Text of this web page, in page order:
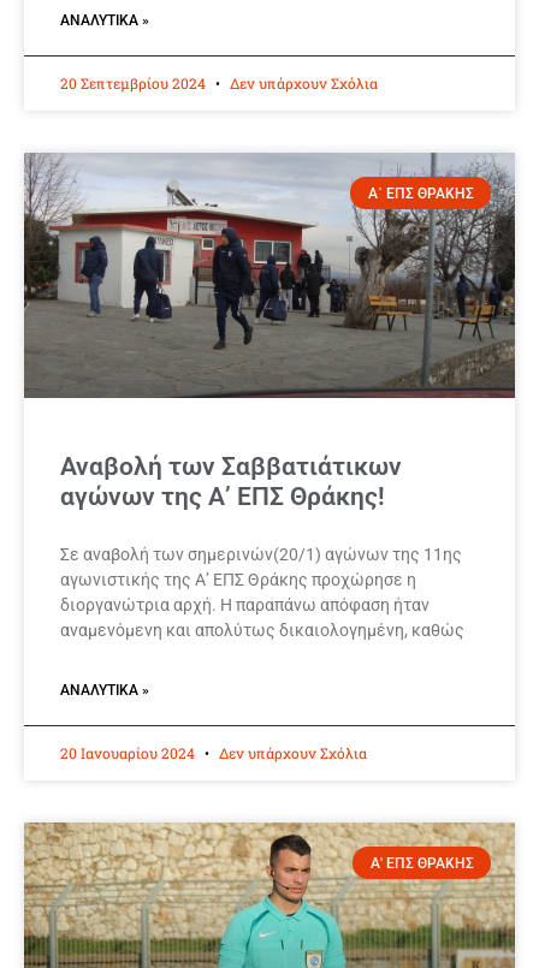
ΑΝΑΛΥΤΙΚΆ »
20 Σεπτεμβρίου 2024 Δεν υπάρχουν Σχόλια
Α΄ ΕΠΣ ΘΡΑΚΗΣ
Αναβολή των Σαββατιάτικων
αγώνων της Α’ ΕΠΣ Θράκης!
Σε αναβολή των σημερινών(20/1) αγώνων της 11ης
αγωνιστικής της Α’ ΕΠΣ Θράκης προχώρησε η
διοργανώτρια αρχή. Η παραπάνω απόφαση ήταν
αναμενόμενη και απολύτως δικαιολογημένη, καθώς
ΑΝΑΛΥΤΙΚΆ »
20 Ιανουαρίου 2024 Δεν υπάρχουν Σχόλια
Α' ΕΠΣ ΘΡΑΚΗΣ